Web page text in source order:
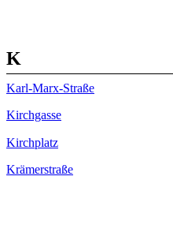
K
Karl-Marx-Straße
Kirchgasse
Kirchplatz
Krämerstraße